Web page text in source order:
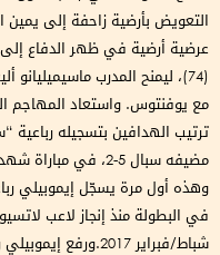
عرضية أرضية في ظهر الدفاع
مع يوفنتوس. واستعاد المهاجم
ترتيب الهدافين بتسجيله رباعية
وهذه أول مرة يسجّل إيموبيلي
في البطولة منذ إنجاز لاعب